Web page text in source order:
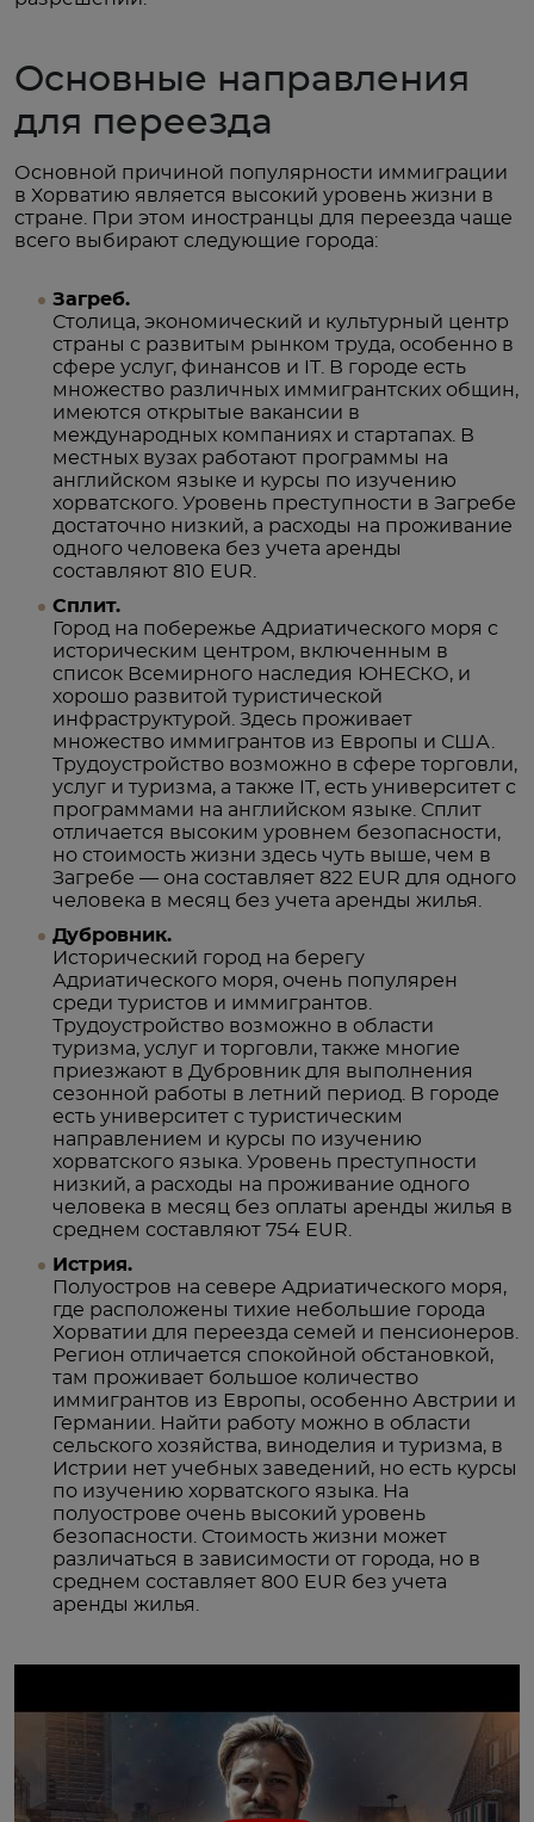
Основные направления
для переезда
Основной причиной популярности иммиграции
в Хорватию является высокий уровень жизни в
стране. При этом иностранцы для переезда чаще
всего выбирают следующие города:
Загреб.
Столица, экономический и культурный центр
страны с развитым рынком труда, особенно в
сфере услуг, финансов и IT. В городе есть
множество различных иммигрантских общин,
имеются открытые вакансии в
международных компаниях и стартапах. В
местных вузах работают программы на
английском языке и курсы по изучению
хорватского. Уровень преступности в Загребе
достаточно низкий, а расходы на проживание
одного человека без учета аренды
составляют 810 EUR.
Сплит.
Город на побережье Адриатического моря с
историческим центром, включенным в
список Всемирного наследия ЮНЕСКО, и
хорошо развитой туристической
инфраструктурой. Здесь проживает
множество иммигрантов из Европы и США.
Трудоустройство возможно в сфере торговли,
услуг и туризма, а также IT, есть университет с
программами на английском языке. Сплит
отличается высоким уровнем безопасности,
но стоимость жизни здесь чуть выше, чем в
Загребе — она составляет 822 EUR для одного
человека в месяц без учета аренды жилья.
Дубровник.
Исторический город на берегу
Адриатического моря, очень популярен
среди туристов и иммигрантов.
Трудоустройство возможно в области
туризма, услуг и торговли, также многие
приезжают в Дубровник для выполнения
сезонной работы в летний период. В городе
есть университет с туристическим
направлением и курсы по изучению
хорватского языка. Уровень преступности
низкий, а расходы на проживание одного
человека в месяц без оплаты аренды жилья в
среднем составляют 754 EUR.
Истрия.
Полуостров на севере Адриатического моря,
где расположены тихие небольшие города
Хорватии для переезда семей и пенсионеров.
Регион отличается спокойной обстановкой,
там проживает большое количество
иммигрантов из Европы, особенно Австрии и
Германии. Найти работу можно в области
сельского хозяйства, виноделия и туризма, в
Истрии нет учебных заведений, но есть курсы
по изучению хорватского языка. На
полуострове очень высокий уровень
безопасности. Стоимость жизни может
различаться в зависимости от города, но в
среднем составляет 800 EUR без учета
аренды жилья.